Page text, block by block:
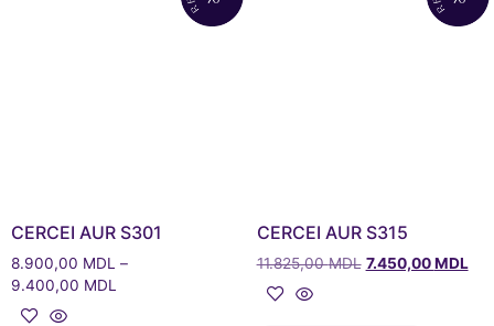
CERCEI AUR S301
8.900,00 MDL –
9.400,00 MDL
CERCEI AUR S315
11.825,00MDL 7.450,00MDL